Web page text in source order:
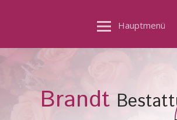
Hauptmenü
Brandt